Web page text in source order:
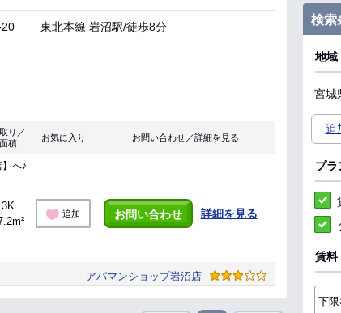
東北本線 岩沼駅/徒歩8分
り／
面積
お気に入り お問い合わせ／詳細を見る
へ♪
3K
追加 お問い合わせ 詳細を見る
アパマンショップ岩沼店
検索
地域
宮城
追
プラ
賃料